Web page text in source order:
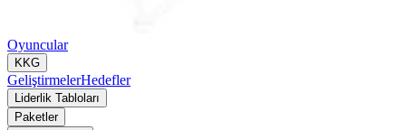
Oyuncular
KKG
GeliştirmelerHedefler
Liderlik Tabloları
Paketler